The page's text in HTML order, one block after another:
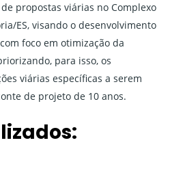
propostas viárias no Complexo
ES, visando o desenvolvimento
foco em otimização da
para isso, os
viárias específicas a serem
de projeto de 10 anos.